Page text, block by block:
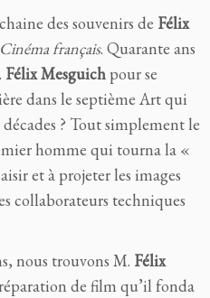
des souvenirs de Félix
français. Quarante ans
Félix Mesguich pour se
dans le septième Art qui
? Tout simplement le
homme qui tourna la «
et à projeter les images
collaborateurs techniques
nous trouvons M. Félix
de film qu’il fonda